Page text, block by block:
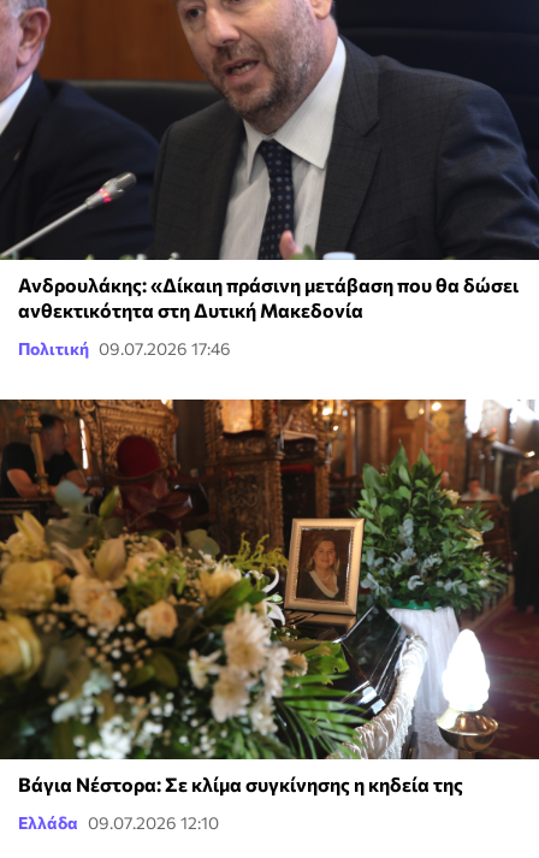
Ανδρουλάκης: «Δίκαιη πράσινη μετάβαση που θα δώσει
ανθεκτικότητα στη Δυτική Μακεδονία
Πολιτική 09.07.2026 17:46
Βάγια Νέστορα: Σε κλίμα συγκίνησης η κηδεία της
Ελλάδα 09.07.2026 12:10